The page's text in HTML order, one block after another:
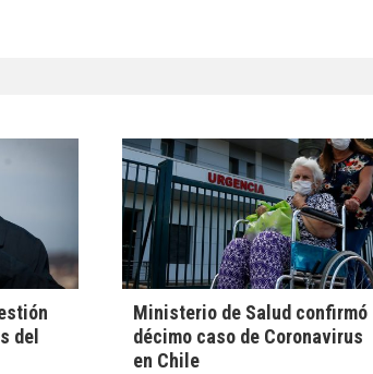
del
Ministerio de Salud confirmó
décimo caso de Coronavirus
en Chile